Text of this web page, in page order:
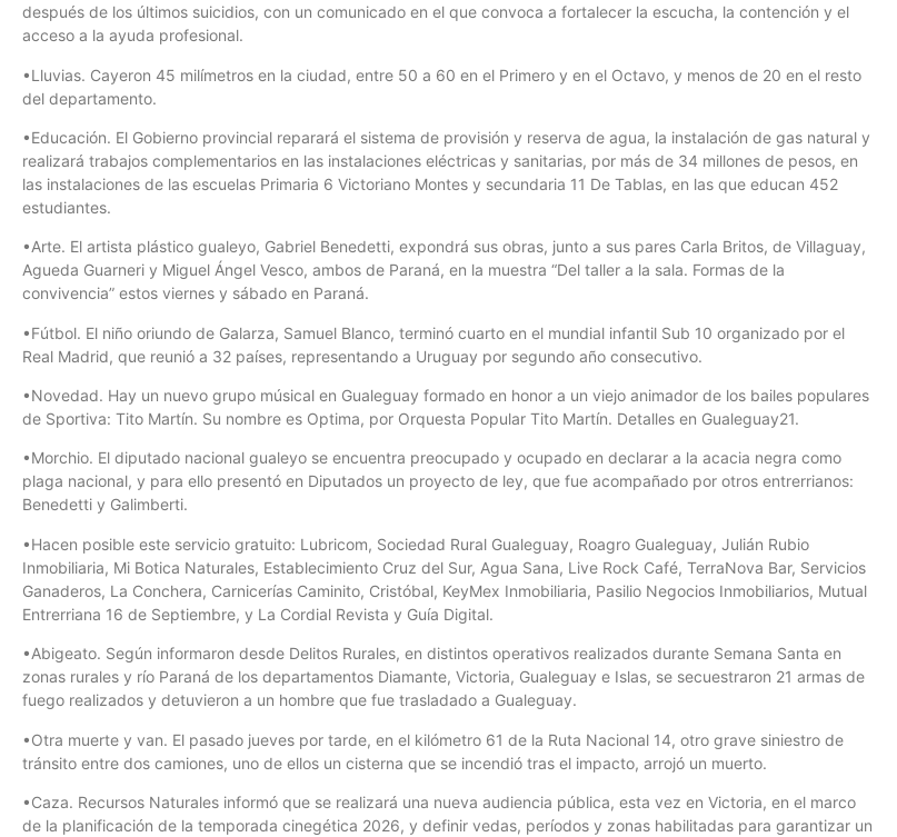
después de los últimos suicidios, con un comunicado en el que convoca a fortalecer la escucha, la contención y el
acceso a la ayuda profesional.
•Lluvias. Cayeron 45 milímetros en la ciudad, entre 50 a 60 en el Primero y en el Octavo, y menos de 20 en el resto
del departamento.
•Educación. El Gobierno provincial reparará el sistema de provisión y reserva de agua, la instalación de gas natural y
realizará trabajos complementarios en las instalaciones eléctricas y sanitarias, por más de 34 millones de pesos, en
las instalaciones de las escuelas Primaria 6 Victoriano Montes y secundaria 11 De Tablas, en las que educan 452
estudiantes.
•Arte. El artista plástico gualeyo, Gabriel Benedetti, expondrá sus obras, junto a sus pares Carla Britos, de Villaguay,
Agueda Guarneri y Miguel Ángel Vesco, ambos de Paraná, en la muestra “Del taller a la sala. Formas de la
convivencia” estos viernes y sábado en Paraná.
•Fútbol. El niño oriundo de Galarza, Samuel Blanco, terminó cuarto en el mundial infantil Sub 10 organizado por el
Real Madrid, que reunió a 32 países, representando a Uruguay por segundo año consecutivo.
•Novedad. Hay un nuevo grupo músical en Gualeguay formado en honor a un viejo animador de los bailes populares
de Sportiva: Tito Martín. Su nombre es Optima, por Orquesta Popular Tito Martín. Detalles en Gualeguay21.
•Morchio. El diputado nacional gualeyo se encuentra preocupado y ocupado en declarar a la acacia negra como
plaga nacional, y para ello presentó en Diputados un proyecto de ley, que fue acompañado por otros entrerrianos:
Benedetti y Galimberti.
•Hacen posible este servicio gratuito: Lubricom, Sociedad Rural Gualeguay, Roagro Gualeguay, Julián Rubio
Inmobiliaria, Mi Botica Naturales, Establecimiento Cruz del Sur, Agua Sana, Live Rock Café, TerraNova Bar, Servicios
Ganaderos, La Conchera, Carnicerías Caminito, Cristóbal, KeyMex Inmobiliaria, Pasilio Negocios Inmobiliarios, Mutual
Entrerriana 16 de Septiembre, y La Cordial Revista y Guía Digital.
•Abigeato. Según informaron desde Delitos Rurales, en distintos operativos realizados durante Semana Santa en
zonas rurales y río Paraná de los departamentos Diamante, Victoria, Gualeguay e Islas, se secuestraron 21 armas de
fuego realizados y detuvieron a un hombre que fue trasladado a Gualeguay.
•Otra muerte y van. El pasado jueves por tarde, en el kilómetro 61 de la Ruta Nacional 14, otro grave siniestro de
tránsito entre dos camiones, uno de ellos un cisterna que se incendió tras el impacto, arrojó un muerto.
•Caza. Recursos Naturales informó que se realizará una nueva audiencia pública, esta vez en Victoria, en el marco
de la planificación de la temporada cinegética 2026, y definir vedas, períodos y zonas habilitadas para garantizar un